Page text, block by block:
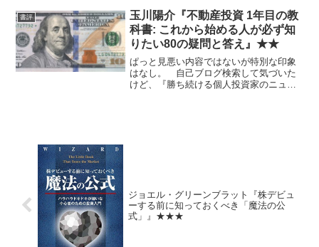
どれも年齢・年代的にしょうがないかで
済むレベル。 ただし原理...
書評
玉川陽介『不動産投資 1年目の教
科書: これから始める人が必ず知
りたい80の疑問と答え』★★
ぱっと見悪い内容ではないが特別な印象
はなし。 自己ブログ検索して気づいた
けど、『勝ち続ける個人投資家のニュー
ジョエル・グリーンブラット『株デビュ
ーする前に知っておくべき「魔法の公
式」』★★★